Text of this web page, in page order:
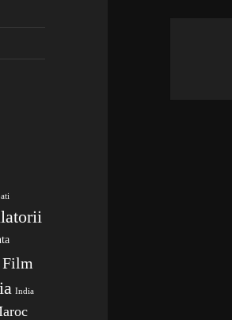
Film
India